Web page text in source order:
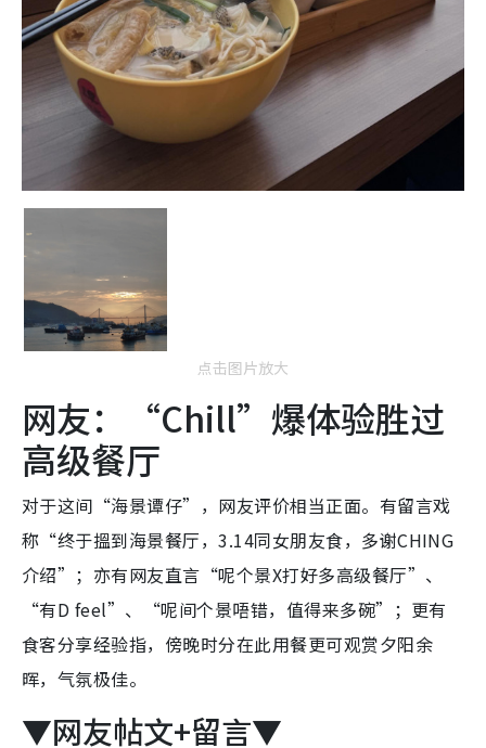
点击图片放大
网友：“Chill”爆体验胜过
高级餐厅
对于这间“海景谭仔”，网友评价相当正面。有留言戏
称“终于搵到海景餐厅，3.14同女朋友食，多谢CHING
介绍”；亦有网友直言“呢个景X打好多高级餐厅”、
“有D feel”、“呢间个景唔错，值得来多碗”；更有
食客分享经验指，傍晚时分在此用餐更可观赏夕阳余
晖，气氛极佳。
▼网友帖文+留言▼